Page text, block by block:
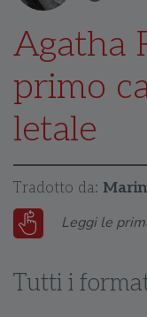
Agatha
primo
letale
Tradotto da:
Leggi le
Tutti i